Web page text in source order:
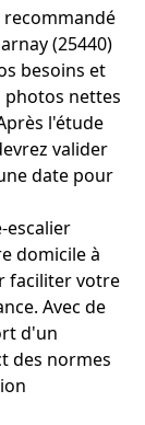
recommandé
(25440)
besoins et
photos nettes
l'étude
valider
date pour
escalier
domicile à
faciliter votre
Avec de
d'un
des normes